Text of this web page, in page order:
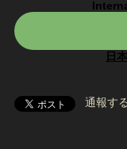
日
通報する